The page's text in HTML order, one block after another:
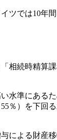
では10年
相続時精算
準にある
）を下回
よる財産